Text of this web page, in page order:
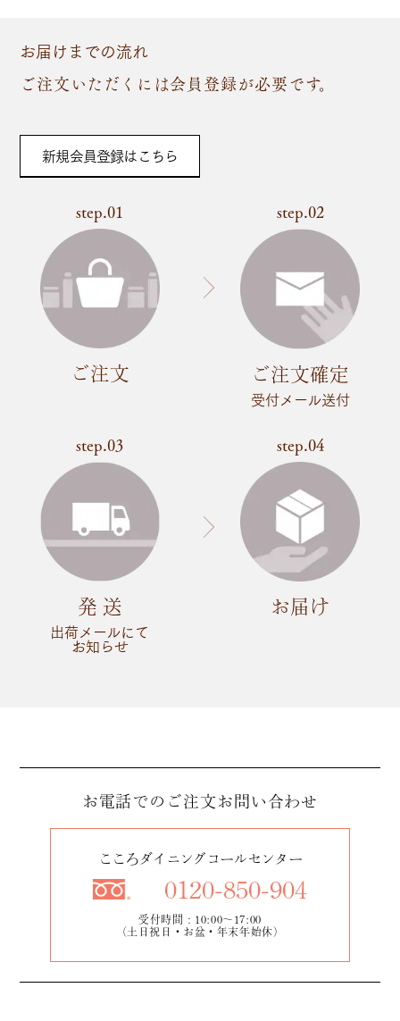
お届けまでの流れ
ご注文いただくには会員登録が必要です。
新規会員登録はこちら
step.01
ご注文
step.02
ご注文確定
受付メール送付
step.03
発 送
出荷メールにて
お知らせ
step.04
お届け
お電話でのご注文お問い合わせ
こころダイニングコールセンター
0120-850-904
受付時間：10:00～17:00
（土日祝日・お盆・年末年始休）